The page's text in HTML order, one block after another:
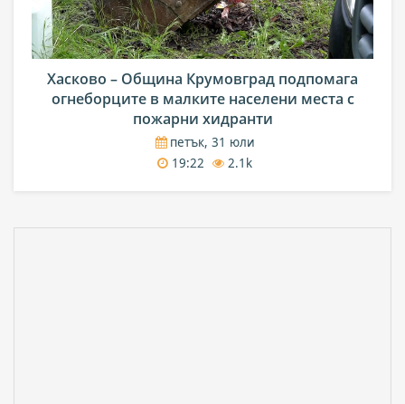
Хасково – Община Крумовград подпомага
огнеборците в малките населени места с
пожарни хидранти
петък, 31 юли
19:22
2.1k